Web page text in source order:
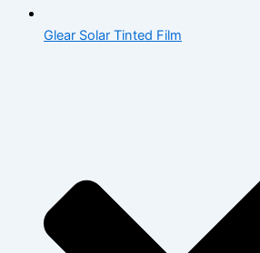
Glear Solar Tinted Film